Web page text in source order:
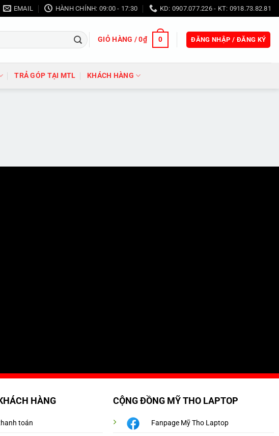
EMAIL HÀNH CHÍNH: 09:00 - 17:30 KD: 0907.077.226 - KT: 0918.73.82.81
GIỎ HÀNG /0₫ 0 ĐĂNG NHẬP / ĐĂNG KÝ
TRẢ GÓP TẠI MTL KHÁCH HÀNG
HÀNG
toán
CỘNG ĐỒNG MỸ THO LAPTOP
Fanpage Mỹ Tho Laptop